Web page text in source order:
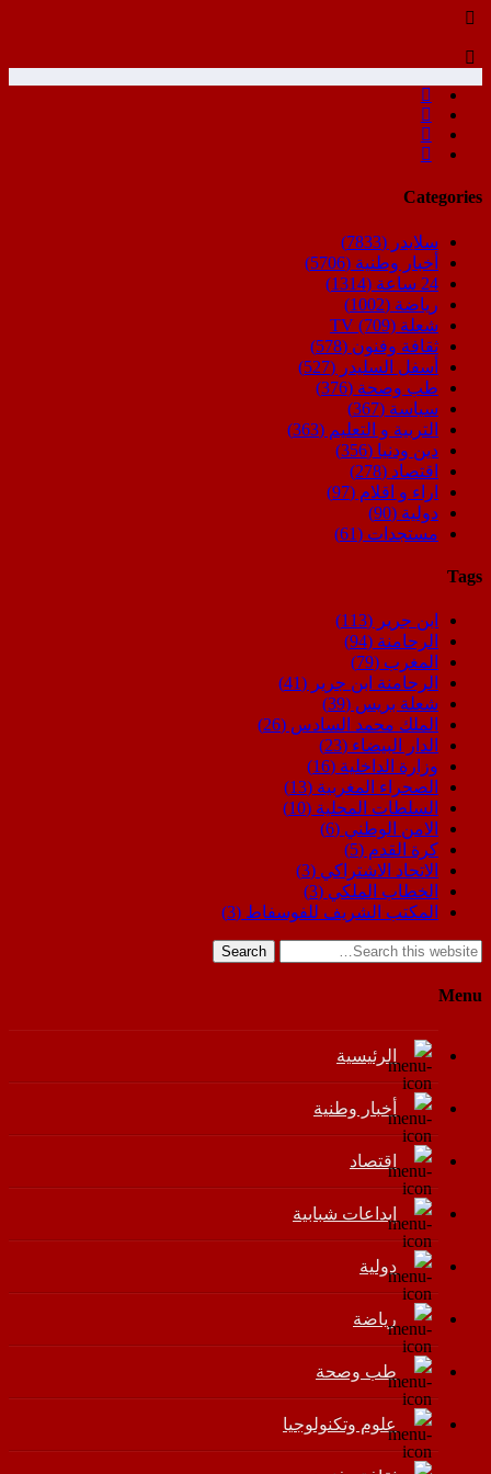
Categories
سلايدر (7833)
أخبار وطنية (5706)
24 ساعة
(1314)
رياضة (1002)
شعلة TV (709)
ثقافة وفنون (578)
أسفل السليدر (527)
طب وصحة (376)
سياسة (367)
التربية و التعليم (363)
دين ودنيا (356)
اقتصاد (278)
اراء و اقلام (97)
دولية (90)
مستجدات (61)
Tags
ابن جرير (113)
الرحامنة (94)
المغرب (79)
الرحامنة ابن جرير (41)
شعلة بريس (39)
الملك محمد السادس (26)
الدار البيضاء (23)
وزارة الداخلية (16)
الصحراء المغربية (13)
السلطات المحلية (10)
الامن الوطني (6)
كرة القدم (5)
الاتحاد الاشتراكي (3)
الخطاب الملكي (3)
المكتب الشريف للفوسفاط (3)
Search
Menu
الرئيسية
أخبار وطنية
اقتصاد
إبداعات شبابية
دولية
رياضة
طب وصحة
علوم وتكنولوجيا